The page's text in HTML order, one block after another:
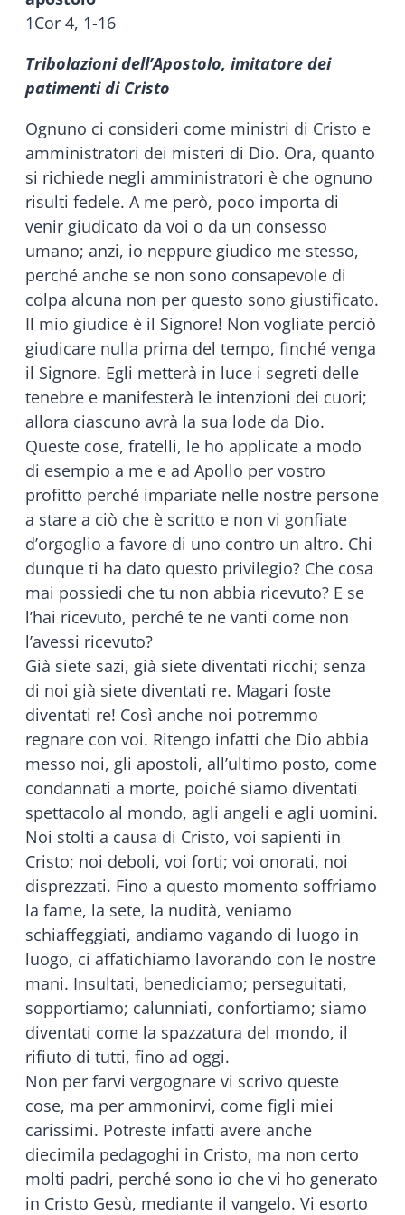
1Cor 4, 1-16
Tribolazioni dell’Apostolo, imitatore dei
patimenti di Cristo
Ognuno ci consideri come ministri di Cristo e
amministratori dei misteri di Dio. Ora, quanto
si richiede negli amministratori è che ognuno
risulti fedele. A me però, poco importa di
venir giudicato da voi o da un consesso
umano; anzi, io neppure giudico me stesso,
perché anche se non sono consapevole di
colpa alcuna non per questo sono giustificato.
Il mio giudice è il Signore! Non vogliate perciò
giudicare nulla prima del tempo, finché venga
il Signore. Egli metterà in luce i segreti delle
tenebre e manifesterà le intenzioni dei cuori;
allora ciascuno avrà la sua lode da Dio.
Queste cose, fratelli, le ho applicate a modo
di esempio a me e ad Apollo per vostro
profitto perché impariate nelle nostre persone
a stare a ciò che è scritto e non vi gonfiate
d’orgoglio a favore di uno contro un altro. Chi
dunque ti ha dato questo privilegio? Che cosa
mai possiedi che tu non abbia ricevuto? E se
l’hai ricevuto, perché te ne vanti come non
l’avessi ricevuto?
Già siete sazi, già siete diventati ricchi; senza
di noi già siete diventati re. Magari foste
diventati re! Così anche noi potremmo
regnare con voi. Ritengo infatti che Dio abbia
messo noi, gli apostoli, all’ultimo posto, come
condannati a morte, poiché siamo diventati
spettacolo al mondo, agli angeli e agli uomini.
Noi stolti a causa di Cristo, voi sapienti in
Cristo; noi deboli, voi forti; voi onorati, noi
disprezzati. Fino a questo momento soffriamo
la fame, la sete, la nudità, veniamo
schiaffeggiati, andiamo vagando di luogo in
luogo, ci affatichiamo lavorando con le nostre
mani. Insultati, benediciamo; perseguitati,
sopportiamo; calunniati, confortiamo; siamo
diventati come la spazzatura del mondo, il
rifiuto di tutti, fino ad oggi.
Non per farvi vergognare vi scrivo queste
cose, ma per ammonirvi, come figli miei
carissimi. Potreste infatti avere anche
diecimila pedagoghi in Cristo, ma non certo
molti padri, perché sono io che vi ho generato
in Cristo Gesù, mediante il vangelo. Vi esorto